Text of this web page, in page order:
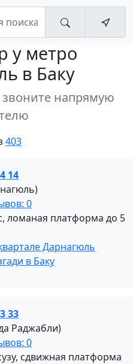
у метро
в Баку
напрямую
403
14
0
ломаная платформа до 5
Дарнагюль
в Баку
33
Раджабли)
0
сдвижная платформа